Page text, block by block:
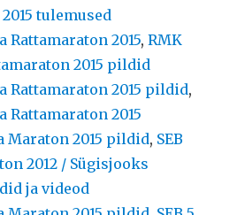
tulemused
Rattamaraton 2015,RMK
2015 pildid
Rattamaraton 2015 pildid,
Rattamaraton 2015
Maraton 2015 pildid, SEB
2012 / Sügisjooks
ja videod